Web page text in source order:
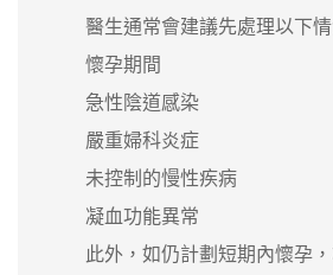
醫生通常會建議先處理以下情
懷孕期間
急性陰道感染
嚴重婦科炎症
未控制的慢性疾病
凝血功能異常
此外，如仍計劃短期內懷孕，